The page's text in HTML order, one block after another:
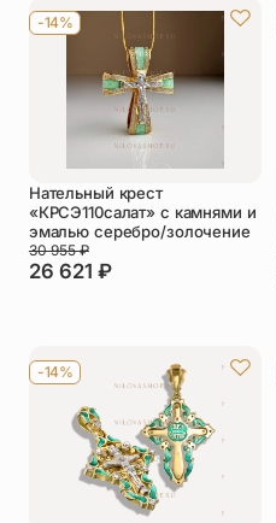
Упаковка
Чётки
Другое
-14%
Нательный крест
«КРСЭ110салат» с камнями и
эмалью серебро/золочение
26 621 ₽
30 955₽
-14%